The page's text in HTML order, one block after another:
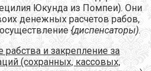
Юкунда из Помпеи). Они
денежных расчетов рабов,
{диспенсаторы).
и закрепление за
(сохранных, кассовых,